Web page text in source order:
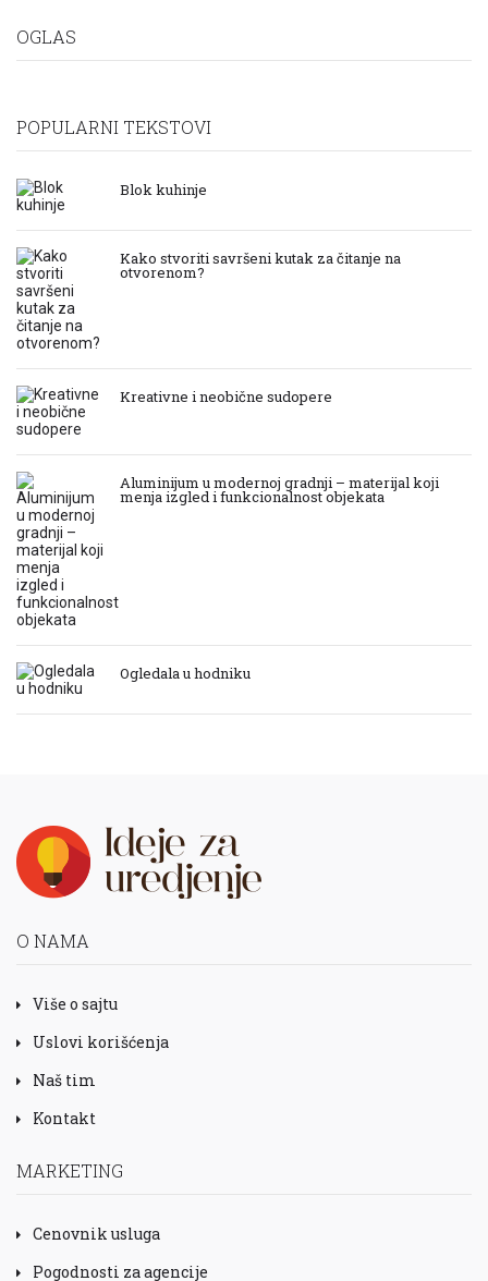
OGLAS
POPULARNI TEKSTOVI
Blok kuhinje
Kako stvoriti savršeni kutak za čitanje na
otvorenom?
Kreativne i neobične sudopere
Aluminijum u modernoj gradnji – materijal koji
menja izgled i funkcionalnost objekata
Ogledala u hodniku
O NAMA
Više o sajtu
Uslovi korišćenja
Naš tim
Kontakt
MARKETING
Cenovnik usluga
Pogodnosti za agencije